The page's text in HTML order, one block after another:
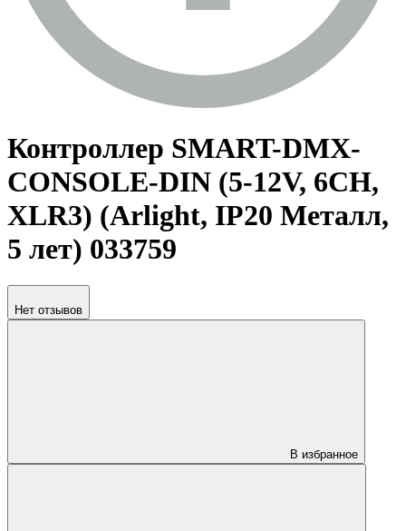
Контроллер SMART-DMX-
CONSOLE-DIN (5-12V, 6CH,
XLR3) (Arlight, IP20 Металл,
5 лет) 033759
Нет отзывов
В избранное